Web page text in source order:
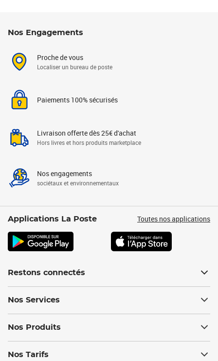
Nos Engagements
Proche de vous
Localiser un bureau de poste
Paiements 100% sécurisés
Livraison offerte dès 25€ d'achat
Hors livres et hors produits marketplace
Nos engagements
sociétaux et environnementaux
Applications La Poste Toutes nos applications
Restons connectés
Nos Services
Nos Produits
Nos Tarifs